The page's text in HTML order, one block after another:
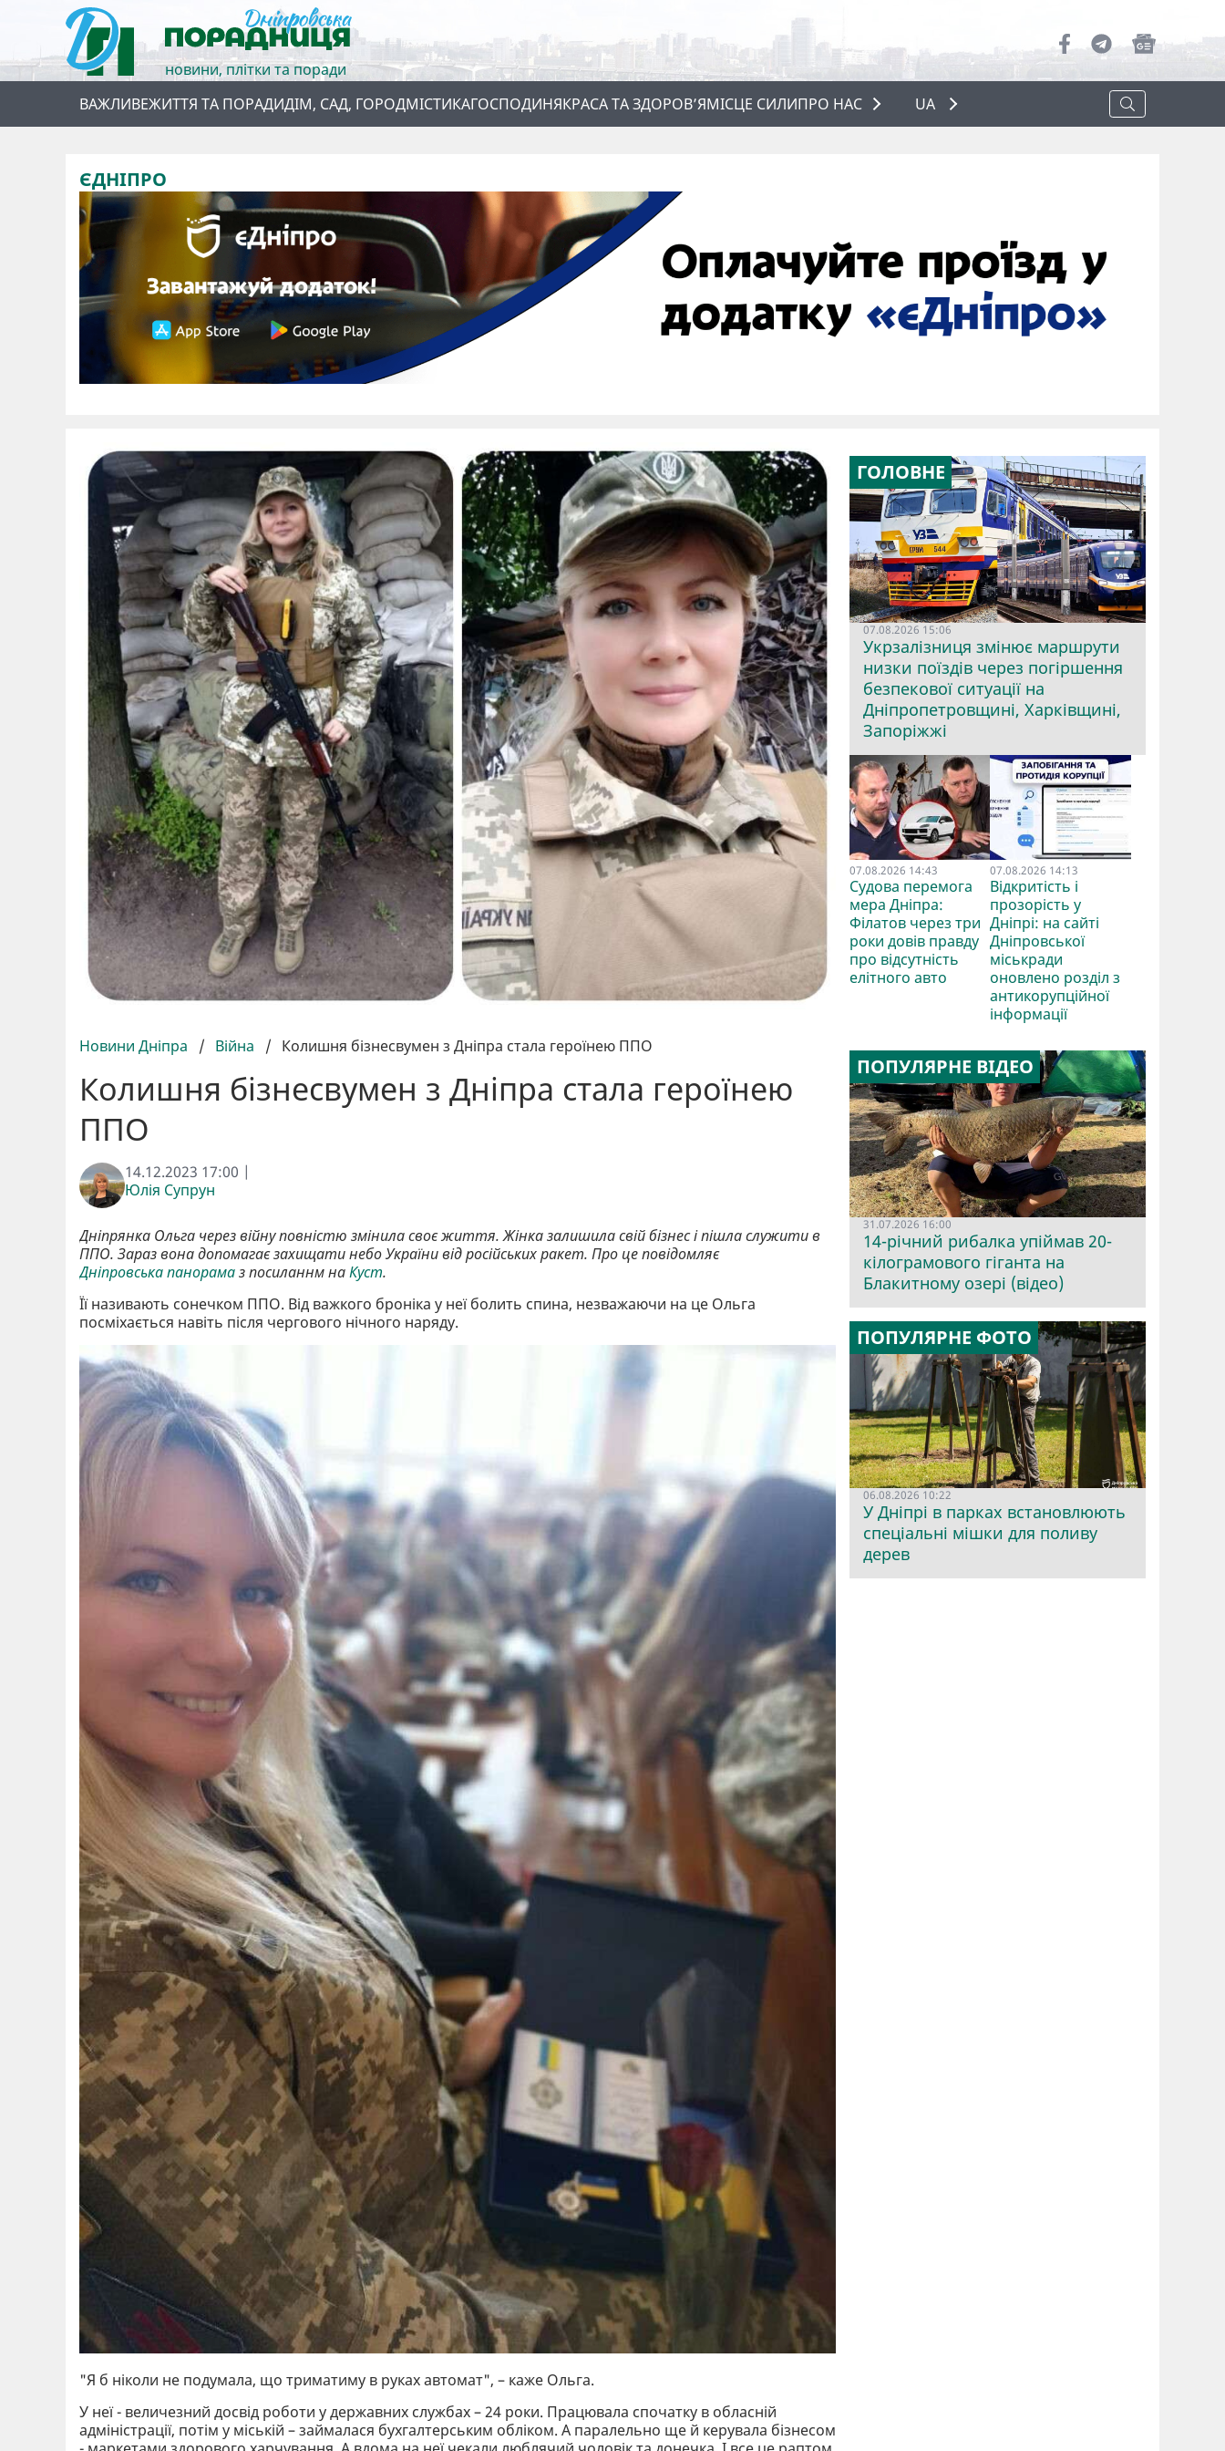
новини, плітки та поради
ВАЖЛИВЕЖИТТЯ ТА ПОРАДИДІМ, САД, ГОРОДМІСТИКАГОСПОДИНЯКРАСА ТА ЗДОРОВ’ЯМІСЦЕ СИЛИПРО НАС
ПРО НАС
UA
ЄДНІПРО
Новини Дніпра / Війна / Колишня бізнесвумен з Дніпра стала героїнею ППО
Колишня бізнесвумен з Дніпра стала героїнею
ППО
14.12.2023 17:00 |
Юлія Супрун
Дніпрянка Ольга через війну повністю змінила своє життя. Жінка залишила свій бізнес і пішла служити в
ППО. Зараз вона допомагає захищати небо України від російських ракет. Про це повідомляє
Дніпровська панорамаз посиланнм наКуст.
Її називають сонечком ППО. Від важкого броніка у неї болить спина, незважаючи на це Ольга
посміхається навіть після чергового нічного наряду.
"Я б ніколи не подумала, що триматиму в руках автомат", – каже Ольга.
У неї - величезний досвід роботи у державних службах – 24 роки. Працювала спочатку в обласній
адміністрації, потім у міській – займалася бухгалтерським обліком. А паралельно ще й керувала бізнесом
ГОЛОВНЕ
07.08.2026 15:06
Укрзалізниця змінює маршрути
низки поїздів через погіршення
безпекової ситуації на
Дніпропетровщині, Харківщині,
Запоріжжі
07.08.2026 14:43
Судова перемога
мера Дніпра:
Філатов через три
роки довів правду
про відсутність
елітного авто
07.08.2026 14:13
Відкритість і
прозорість у
Дніпрі: на сайті
Дніпровської
міськради
оновлено розділ з
антикорупційної
інформації
ПОПУЛЯРНЕ ВІДЕО
31.07.2026 16:00
14-річний рибалка упіймав 20-
кілограмового гіганта на
Блакитному озері (відео)
ПОПУЛЯРНЕ ФОТО
06.08.2026 10:22
У Дніпрі в парках встановлюють
спеціальні мішки для поливу
дерев